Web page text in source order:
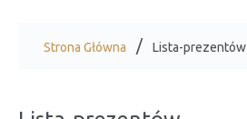
Strona Główna Lista-prezentów